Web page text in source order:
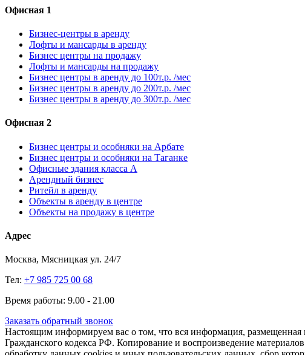
Офисная 1
Бизнес-центры в аренду
Лофты и мансарды в аренду
Бизнес центры на продажу
Лофты и мансарды на продажу
Бизнес центры в аренду до 100т.р. /мес
Бизнес центры в аренду до 200т.р. /мес
Бизнес центры в аренду до 300т.р. /мес
Офисная 2
Бизнес центры и особняки на Арбате
Бизнес центры и особняки на Таганке
Офисные здания класса А
Арендный бизнес
Ритейл в аренду
Объекты в аренду в центре
Объекты на продажу в центре
Адрес
Москва, Мясницкая ул. 24/7
Тел: +7 985 725 00 68
Время работы: 9.00 - 21.00
Заказать обратный звонок
Настоящим информируем вас о том, что вся информация, размещенная
Гражданского кодекса РФ. Копирование и воспроизведение